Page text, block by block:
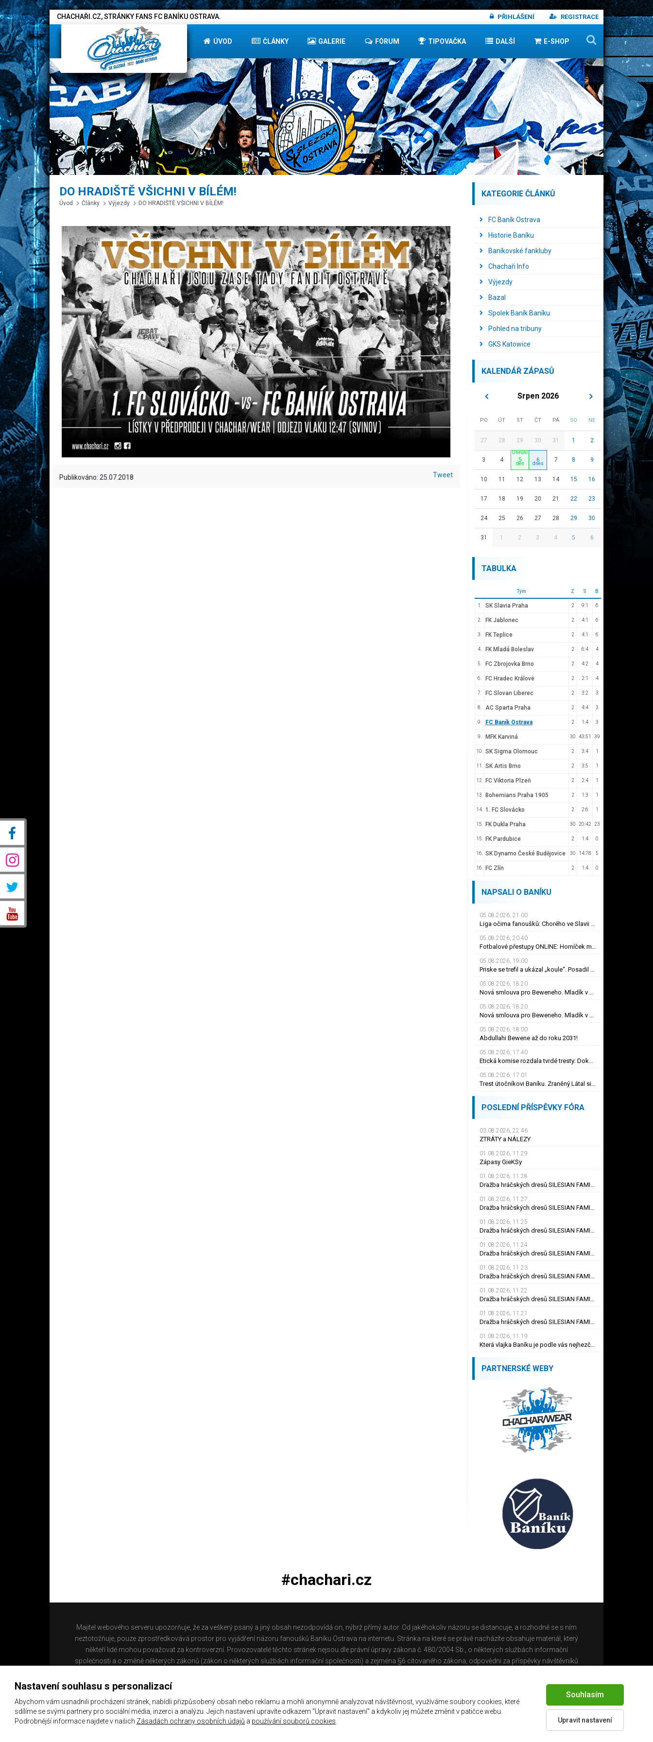
CHACHAŘI.CZ, STRÁNKY FANS FC BANÍKU OSTRAVA. PŘIHLÁŠENÍ REGISTRACE
ÚVOD ČLÁNKY GALERIE FÓRUM TIPOVAČKA DALŠÍ E-SHOP
DO HRADIŠTĚ VŠICHNI V BÍLÉM!
Úvod Články Výjezdy DO HRADIŠTĚ VŠICHNI V BÍLÉM!
Publikováno: 25.07.2018 Tweet
KATEGORIE ČLÁNKŮ
FC Baník Ostrava
Historie Baníku
Baníkovské fankluby
Chachaři Info
Výjezdy
Bazal
Spolek Baník Baníku
Pohled na tribuny
GKS Katowice
KALENDÁŘ ZÁPASŮ
Srpen 2026
PO ÚT ST ČT PÁ SO NE
27 28 29 30 31 1 2
3 4 5 6 7 8 9
10 11 12 13 14 15 16
17 18 19 20 21 22 23
24 25 26 27 28 29 30
31 1 2 3 4 5 6
TABULKA
Tým Z S B
1. SK Slavia Praha 2 9:1 6
2. FK Jablonec 2 4:1 6
3. FK Teplice 2 4:1 6
4. FK Mladá Boleslav 2 6:4 4
5. FC Zbrojovka Brno 2 4:2 4
6. FC Hradec Králové 2 2:1 4
7. FC Slovan Liberec 2 3:2 3
8. AC Sparta Praha 2 4:4 3
9. FC Baník Ostrava 2 1:4 3
9. MFK Karviná 30 43:51 39
10. SK Sigma Olomouc 2 3:4 1
11. SK Artis Brno 2 3:5 1
12. FC Viktoria Plzeň 2 2:4 1
13. Bohemians Praha 1905 2 1:3 1
14. 1. FC Slovácko 2 2:6 1
15. FK Dukla Praha 30 20:42 23
15. FK Pardubice 2 1:4 0
16. SK Dynamo České Budějovice 30 14:78 5
16. FC Zlín 2 1:4 0
NAPSALI O BANÍKU
05.08.2026, 21.00
Liga očima fanoušků: Chorého ve Slavii zpět nechtějí, sestava Plzně vytažená z klobouku
05.08.2026, 20.40
Fotbalové přestupy ONLINE: Horníček má po příchodu do Newcastlu nového trenéra
05.08.2026, 19.00
Priske se trefil a ukázal „koule“. Posadil Haraslína, Macek a Ryneš jako jackpot
05.08.2026, 18.20
Nová smlouva pro Beweneho. Mladík v Baníku Ostrava prodloužil až do léta 2031
05.08.2026, 18.20
Nová smlouva pro Beweneho. Mladík v Baníku Ostrava prodloužil až do léta 2031
05.08.2026, 18.00
Abdullahi Bewene až do roku 2031!
05.08.2026, 17.40
Etická komise rozdala tvrdé tresty: Dokonce i 30 měsíců! Pokazil si Šigut kariéru?
05.08.2026, 17.01
Trest útočníkovi Baníku. Zraněný Látal si nezahraje dva měsíce, dostal i pokutu
POSLEDNÍ PŘÍSPĚVKY FÓRA
03.08.2026, 22.46
ZTRÁTY a NÁLEZY
01.08.2026, 11.29
Zápasy GieKSy
01.08.2026, 11.28
Dražba hráčských dresů SILESIAN FAMILY - #25 Robert SADOWSKI
01.08.2026, 11.27
Dražba hráčských dresů SILESIAN FAMILY - #22
01.08.2026, 11.25
Dražba hráčských dresů SILESIAN FAMILY - #6
01.08.2026, 11.24
Dražba hráčských dresů SILESIAN FAMILY - #21 Jiří KLÍMA
01.08.2026, 11.23
Dražba hráčských dresů SILESIAN FAMILY - #19 Dyjan Carlos de AZEVEDO
01.08.2026, 11.22
Dražba hráčských dresů SILESIAN FAMILY - #5 Adam JÁNOŠ
01.08.2026, 11.21
Dražba hráčských dresů SILESIAN FAMILY - #1 Viktor BUDÍNSKÝ
01.08.2026, 11.19
Která vlajka Baníku je podle vás nejhezčí ?
PARTNERSKÉ WEBY
#chachari.cz
Majitel webového serveru upozorňuje, že za veškerý psaný a jiný obsah nezodpovídá on, nýbrž přímý autor. Od jakéhokoliv názoru se distancuje, a rozhodně se s ním
neztotožňuje, pouze zprostředkovává prostor pro vyjádření názoru fanoušků Baníku Ostrava na internetu. Stránka na které se právě nacházíte obsahuje materiál, který
někteří lidé mohou považovat za kontroverzní. Provozovatelé těchto stránek nejsou dle právní úpravy zákona č. 480/2004 Sb., o některých službách informační
společnosti a o změně některých zákonů (zákon o některých službách informační společnosti) a zejména §6 citovaného zákona, odpovědni za příspěvky návštěvníků
Created by
Nastavení souhlasu s personalizací
Abychom vám usnadnili procházení stránek, nabídli přizpůsobený obsah nebo reklamu a mohli anonymně analyzovat návštěvnost, využíváme soubory cookies, které
sdílíme se svými partnery pro sociální média, inzerci a analýzu. Jejich nastavení upravíte odkazem "Upravit nastavení" a kdykoliv jej můžete změnit v patičce webu.
Podrobnější informace najdete v našich Zásadách ochrany osobních údajů a používání souborů cookies
Souhlasím
Upravit nastavení